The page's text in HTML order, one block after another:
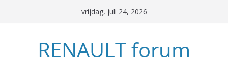
vrijdag, juli 24, 2026
RENAULT forum